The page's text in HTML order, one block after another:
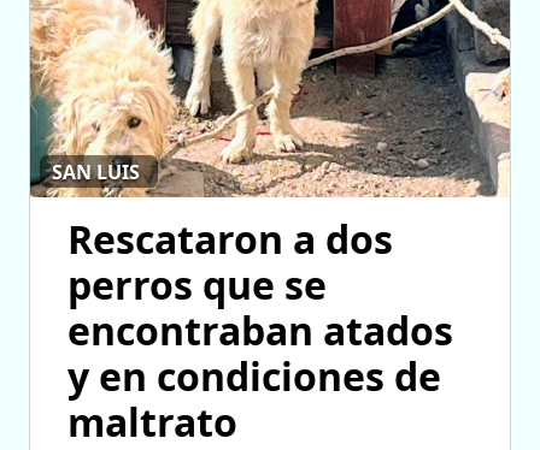
SAN LUIS
Rescataron a dos
perros que se
encontraban atados
y en condiciones de
maltrato